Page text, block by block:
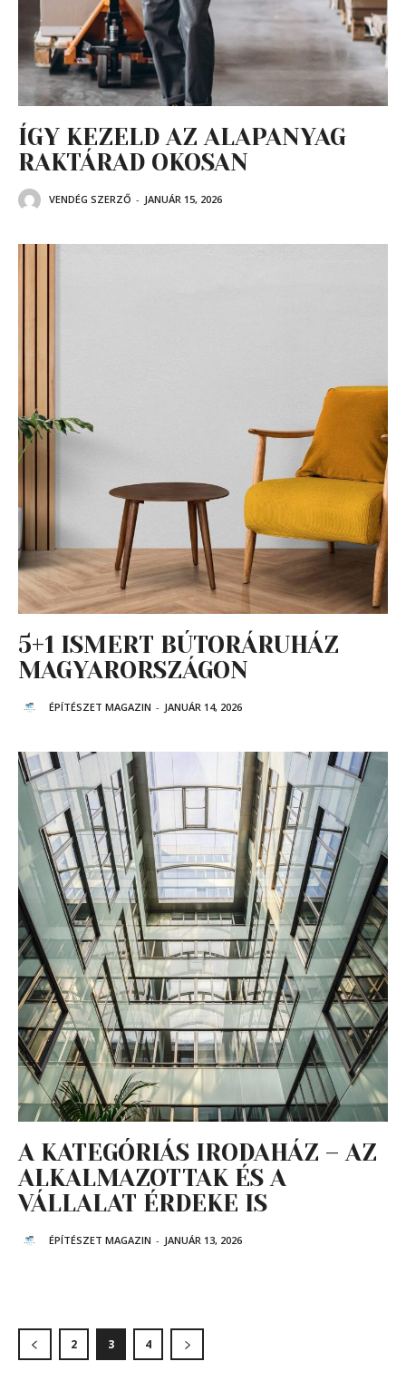
ÍGY KEZELD AZ ALAPANYAG
RAKTÁRAD OKOSAN
VENDÉG SZERZŐ - JANUÁR 15, 2026
5+1 ISMERT BÚTORÁRUHÁZ
MAGYARORSZÁGON
ÉPÍTÉSZET MAGAZIN - JANUÁR 14, 2026
A KATEGÓRIÁS IRODAHÁZ – AZ
ALKALMAZOTTAK ÉS A
VÁLLALAT ÉRDEKE IS
ÉPÍTÉSZET MAGAZIN - JANUÁR 13, 2026
2 3 4